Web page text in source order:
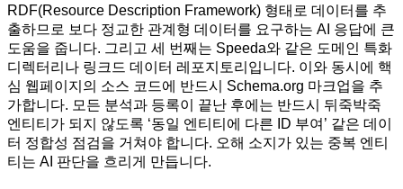
RDF(Resource Description Framework) 형태로 데이터를 추
출하므로 보다 정교한 관계형 데이터를 요구하는 AI 응답에 큰
도움을 줍니다. 그리고 세 번째는 Speeda와 같은 도메인 특화
디렉터리나 링크드 데이터 레포지토리입니다. 이와 동시에 핵
심 웹페이지의 소스 코드에 반드시 Schema.org 마크업을 추
가합니다. 모든 분석과 등록이 끝난 후에는 반드시 뒤죽박죽
엔티티가 되지 않도록 ‘동일 엔티티에 다른 ID 부여’ 같은 데이
터 정합성 점검을 거쳐야 합니다. 오해 소지가 있는 중복 엔티
티는 AI 판단을 흐리게 만듭니다.